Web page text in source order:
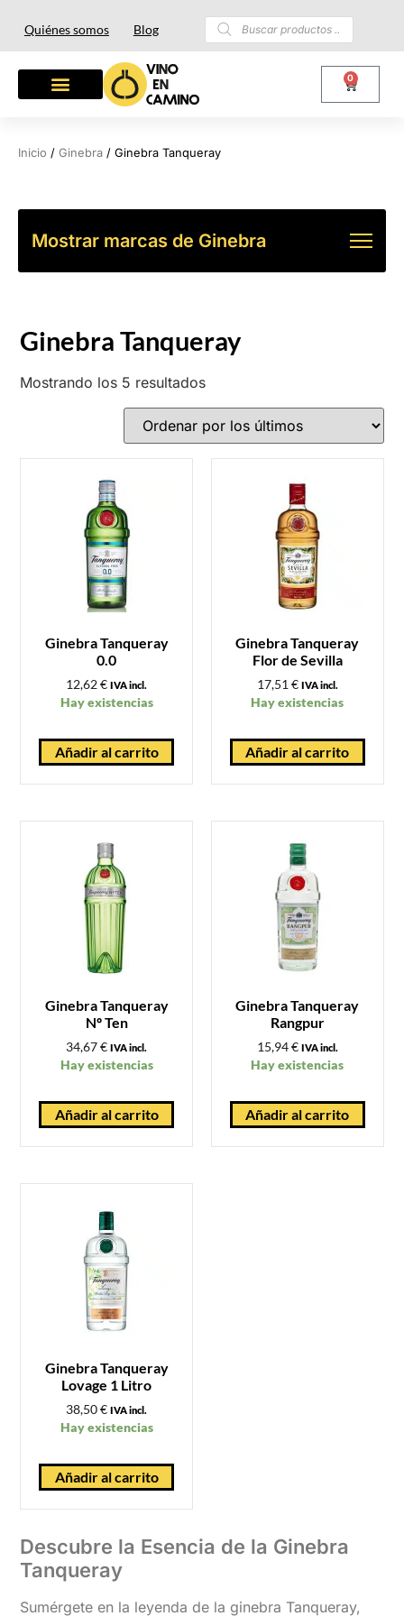
Quiénes somos Blog
0
Inicio / Ginebra / Ginebra Tanqueray
Mostrar marcas de Ginebra
Ginebra Tanqueray
Mostrando los 5 resultados
Ginebra Tanqueray
0.0
12,62€ IVA incl.
Hay existencias
Añadir al carrito
Ginebra Tanqueray
Flor de Sevilla
17,51 € IVA incl.
Hay existencias
Añadir al carrito
Ginebra Tanqueray
Nº Ten
34,67€ IVA incl.
Hay existencias
Añadir al carrito
Ginebra Tanqueray
Rangpur
15,94€ IVA incl.
Hay existencias
Añadir al carrito
Ginebra Tanqueray
Lovage 1 Litro
38,50€ IVA incl.
Hay existencias
Añadir al carrito
Descubre la Esencia de la Ginebra
Tanqueray
Sumérgete en la leyenda de la ginebra Tanqueray,